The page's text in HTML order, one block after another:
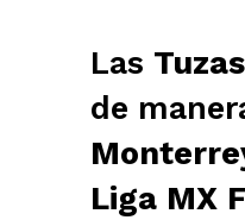
Las
de
Liga MX